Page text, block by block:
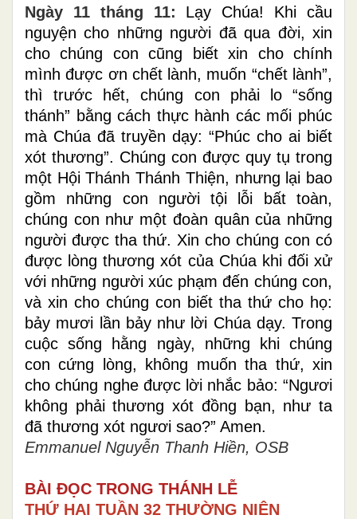
Ngày 11tháng 11:
Lạy Chúa! Khi cầu
nguyện cho những người đã qua đời, xin
cho chúng con cũng biết xin cho chính
mình được ơn chết lành, muốn “chết lành”,
thì trước hết, chúng con phải lo “sống
thánh” bằng cách thực hành các mối phúc
mà Chúa đã truyền dạy: “Phúc cho ai biết
xót thương”. Chúng con được quy tụ trong
một Hội Thánh Thánh Thiện, nhưng lại bao
gồm những con người tội lỗi bất toàn,
chúng con như một đoàn quân của những
người được tha thứ. Xin cho chúng con có
được lòng thương xót của Chúa khi đối xử
với những người xúc phạm đến chúng con,
và xin cho chúng con biết tha thứ cho họ:
bảy mươi lần bảy như lời Chúa dạy. Trong
cuộc sống hằng ngày, những khi chúng
con cứng lòng, không muốn tha thứ, xin
cho chúng nghe được lời nhắc bảo: “Ngươi
không phải thương xót đồng bạn, như ta
đã thương xót ngươi sao?” Amen.
Emmanuel Nguyễn Thanh Hiền, OSB
BÀI ĐỌC TRONG THÁNH LỄ
THỨ HAI TUẦN 32 THƯỜNG NIÊN